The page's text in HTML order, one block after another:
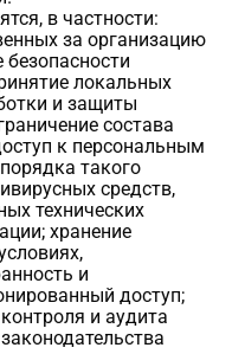
в частности:
за организацию
безопасности
локальных
и защиты
состава
к персональным
такого
средств,
технических
хранение
и
доступ;
и аудита